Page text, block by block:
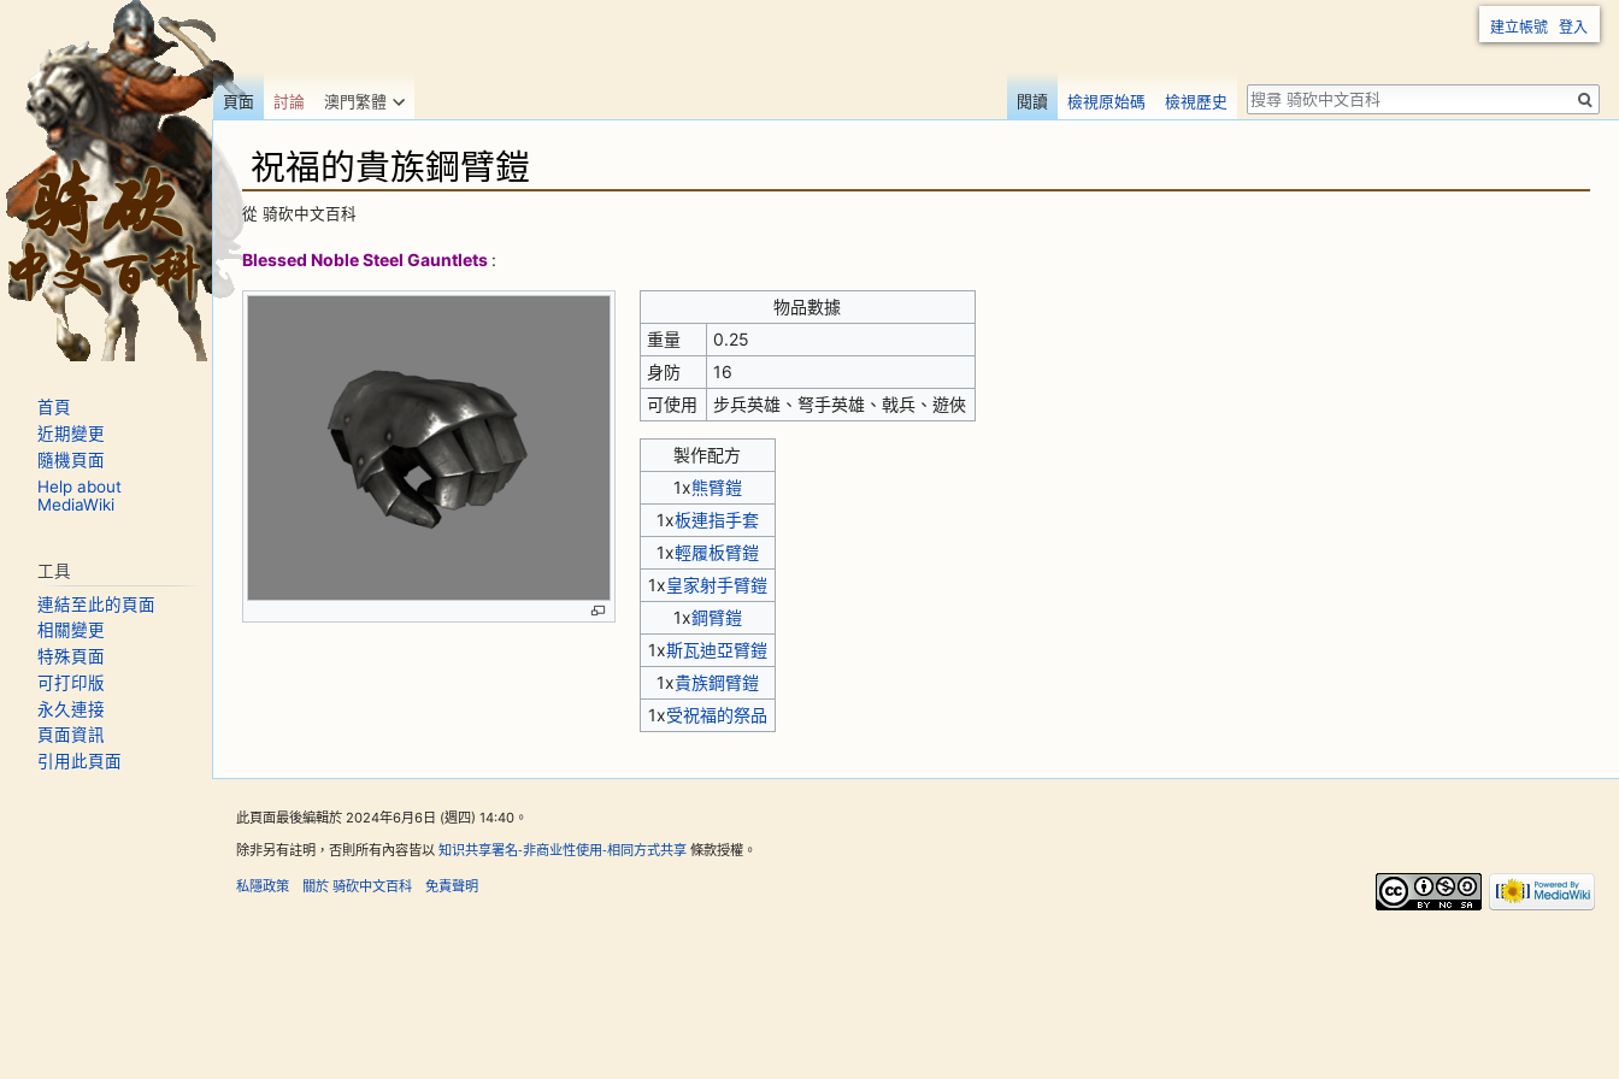
祝福的貴族鋼臂鎧
從 骑砍中文百科
跳到：
Blessed Noble Steel Gauntlets :
物品數據
重量
0.25
身防
16
可使用
步兵英雄、弩手英雄、戟兵、遊俠
製作配方
1x熊臂鎧
1x板連指手套
1x輕履板臂鎧
1x皇家射手臂鎧
1x鋼臂鎧
1x斯瓦迪亞臂鎧
1x貴族鋼臂鎧
1x受祝福的祭品
建立帳號 登入
頁面 討論 澳門繁體 閱讀 檢視原始碼 檢視歷史
搜
尋
首頁
近期變更
隨機頁面
Help about
MediaWiki
工具
連結至此的頁面
相關變更
特殊頁面
可打印版
永久連接
頁面資訊
引用此頁面
此頁面最後編輯於 2024年6月6日 (週四) 14:40。
除非另有註明，否則所有內容皆以知识共享署名-非商业性使用-相同方式共享條款授權。
私隱政策 關於 骑砍中文百科 免責聲明